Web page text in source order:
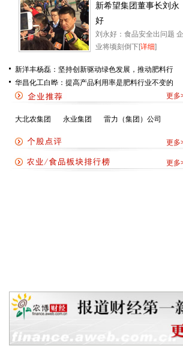
新希望集团董事长刘永
好
刘永好：食品安全出问题 企
业将顷刻倒下[详细]
新洋丰杨磊：坚持创新驱动绿色发展，推动肥料行
华昌化工白晔：提高产品利用率是肥料行业不变的
更多
大北农集团 永业集团 雷力（集团）公司
更多
更多